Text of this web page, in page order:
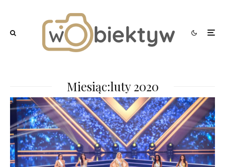
Miesiąc:luty 2020